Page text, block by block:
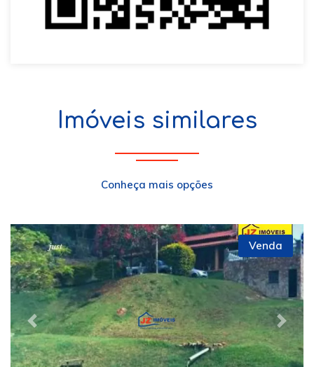
Imóveis similares
Conheça mais opções
Previous Next
Venda